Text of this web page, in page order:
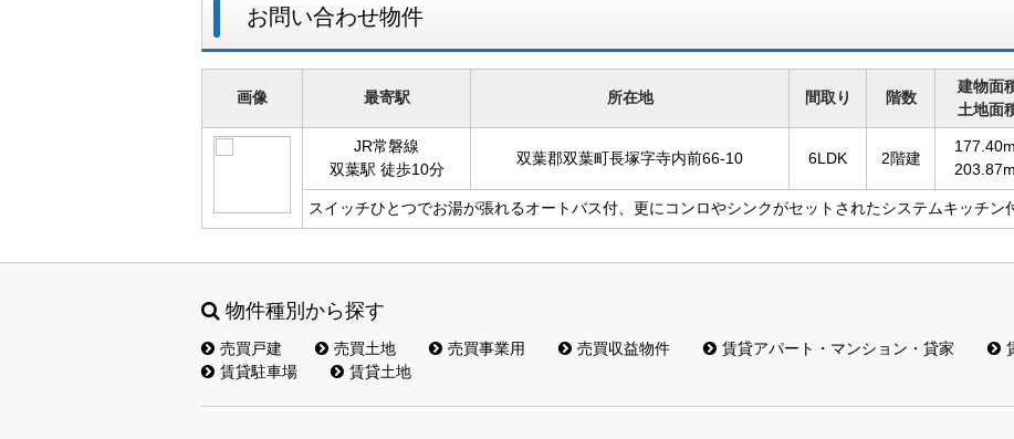
お問い合わせ物件
画像 最寄駅 所在地 間取り 階数
建物面
土地面
JR常磐線
双葉駅 徒歩10分
双葉郡双葉町長塚字寺内前66-10 6LDK 2階建
177.40m
203.87m
スイッチひとつでお湯が張れるオートバス付、更にコンロやシンクがセットされたシステムキッチン
物件種別から探す
売買戸建 売買土地 売買事業用 売買収益物件 賃貸アパート・マンション・貸家
賃貸駐車場
賃貸土地